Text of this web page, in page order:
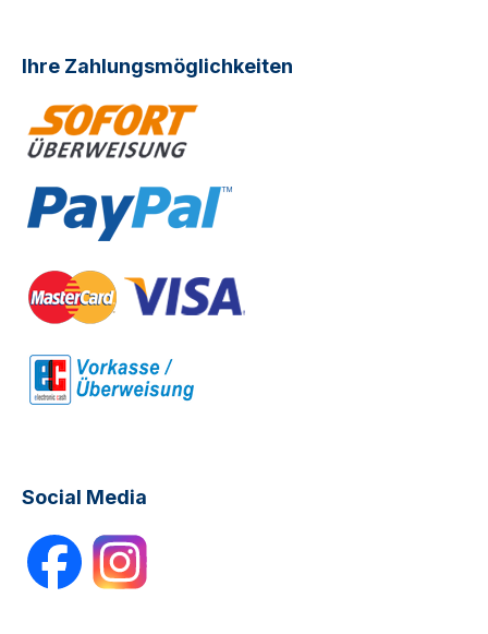
Ihre Zahlungsmöglichkeiten
Social Media